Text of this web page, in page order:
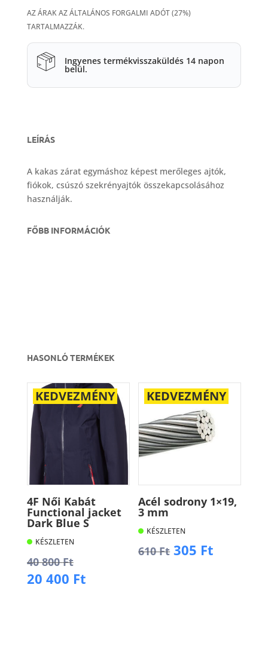
AZ ÁRAK AZ ÁLTALÁNOS FORGALMI ADÓT (27%)
TARTALMAZZÁK.
Ingyenes termékvisszaküldés 14 napon
belül.
LEÍRÁS
A kakas zárat egymáshoz képest merőleges ajtók,
fiókok, csúszó szekrényajtók összekapcsolásához
használják.
FŐBB INFORMÁCIÓK
HASONLÓ TERMÉKEK
KEDVEZMÉNY
4F Női Kabát
Functional jacket
Dark Blue S
KÉSZLETEN
40 800FtOriginal
price
20 400 FtCurrent
KEDVEZMÉNY
Acél sodrony 1×19,
3 mm
KÉSZLETEN
610Ft Original
305 Ft